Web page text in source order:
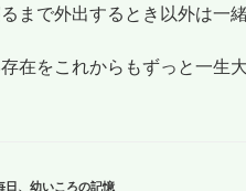
まで外出するとき以外は一緒
在をこれからもずっと一生
日 、 幼いころの記憶